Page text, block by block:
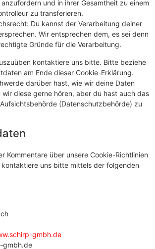
anzufordern und in ihrer Gesamtheit zu einem
zu transferieren.
Du kannst der Verarbeitung deiner
Wir entsprechen dem, es sei denn
Gründe für die Verarbeitung.
kontaktiere uns bitte. Bitte beziehe
am Ende dieser Cookie-Erklärung.
darüber hast, wie wir deine Daten
diese gerne hören, aber du hast auch das
(Datenschutzbehörde) zu
Kommentare über unsere Cookie-Richtlinien
kontaktiere uns bitte mittels der folgenden
gmbh.de
gmbh.de